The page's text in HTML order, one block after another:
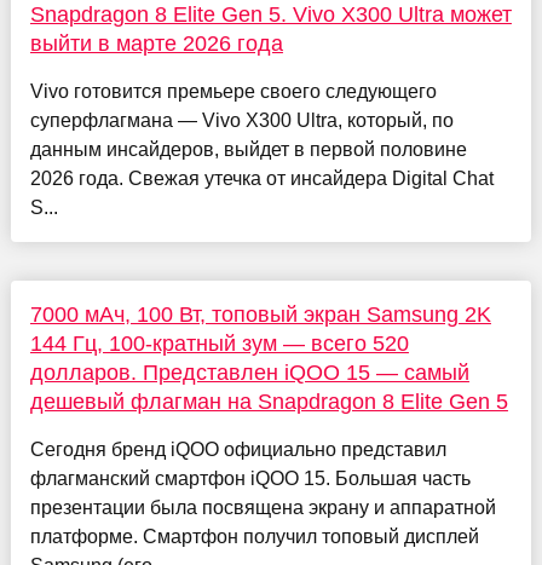
Snapdragon 8 Elite Gen 5. Vivo X300 Ultra может
выйти в марте 2026 года
Vivo готовится премьере своего следующего
суперфлагмана — Vivo X300 Ultra, который, по
данным инсайдеров, выйдет в первой половине
2026 года. Свежая утечка от инсайдера Digital Chat
S...
7000 мАч, 100 Вт, топовый экран Samsung 2K
144 Гц, 100-кратный зум — всего 520
долларов. Представлен iQOO 15 — самый
дешевый флагман на Snapdragon 8 Elite Gen 5
Сегодня бренд iQOO официально представил
флагманский смартфон iQOO 15. Большая часть
презентации была посвящена экрану и аппаратной
платформе. Смартфон получил топовый дисплей